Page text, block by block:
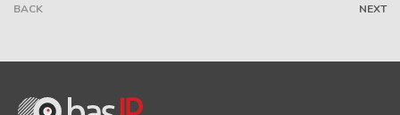
BACK NEXT